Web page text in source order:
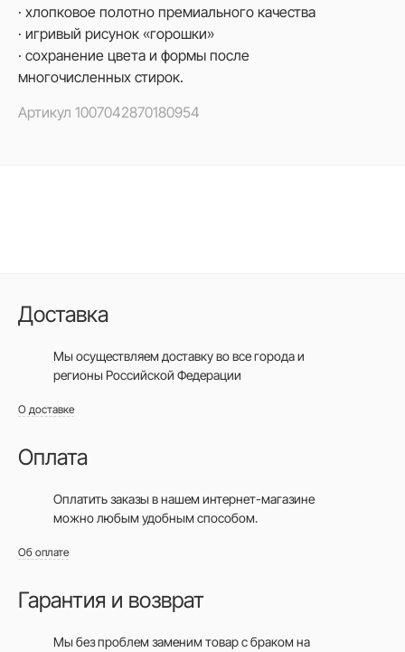
· хлопковое полотно премиального качества
· игривый рисунок «горошки»
· сохранение цвета и формы после
многочисленных стирок.
Артикул 1007042870180954
Доставка
Мы осуществляем доставку во все городаи
регионы Российской Федерации
О доставке
Оплата
Оплатить заказы в нашем интернет-магазине
можно любым удобным способом.
Об оплате
Гарантия и возврат
Мы без проблем заменим товар с браком на